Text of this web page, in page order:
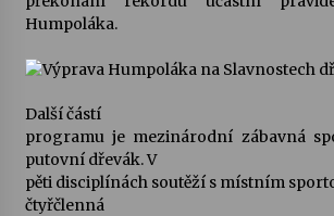
Humpoláka.
Další částí
programu je mezinárodní zábavná
putovní dřevák. V
pěti disciplínách soutěží s místním
čtyřčlenná